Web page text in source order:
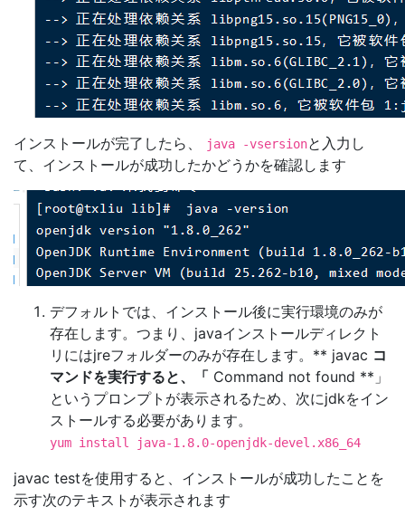
インストールが完了したら、 java -vsersionと入力し
て、インストールが成功したかどうかを確認します
デフォルトでは、インストール後に実行環境のみが
存在します。つまり、javaインストールディレクト
リにはjreフォルダーのみが存在します。** javac コ
マンドを実行すると、「 Command not found **」
というプロンプトが表示されるため、次にjdkをイン
ストールする必要があります。
yum install java-1.8.0-openjdk-devel.x86_64
javac testを使用すると、インストールが成功したことを
示す次のテキストが表示されます